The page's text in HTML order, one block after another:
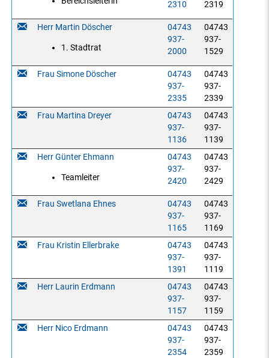
2310
2319
Herr Martin Döscher
1. Stadtrat
04743
937-
2000
04743
937-
1529
Frau Simone Döscher
04743
937-
2335
04743
937-
2339
Frau Martina Dreyer
04743
937-
1136
04743
937-
1139
Herr Günter Ehmann
Teamleiter
04743
937-
2420
04743
937-
2429
Frau Swetlana Ehnes
04743
937-
1165
04743
937-
1169
Frau Kristin Ellerbrake
04743
937-
1391
04743
937-
1119
Herr Laurin Erdmann
04743
937-
1157
04743
937-
1159
Herr Nico Erdmann
04743
937-
2354
04743
937-
2359